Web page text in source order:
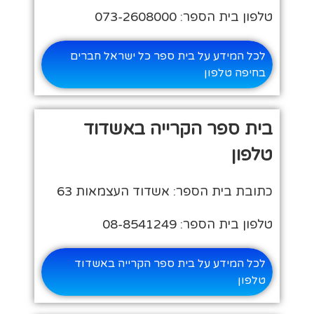
טלפון בית הספר: 073-2608000
לכל המידע על בית ספר כל ישראל חברים
בחיפה טלפון
בית ספר הקרייה באשדוד
טלפון
כתובת בית הספר: אשדוד העצמאות 63
טלפון בית הספר: 08-8541249
לכל המידע על בית ספר הקרייה באשדוד
טלפון